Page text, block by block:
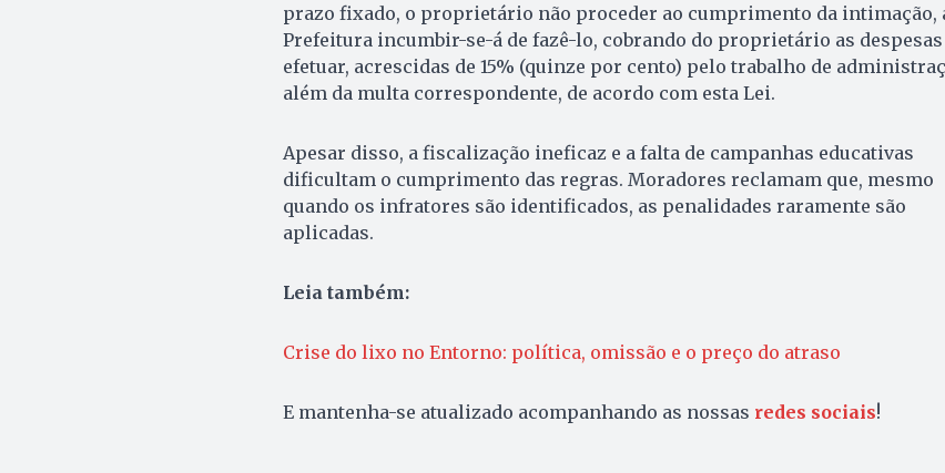
prazo fixado, o proprietário não proceder ao cumprimento da intimação,
Prefeitura incumbir-se-á de fazê-lo, cobrando do proprietário as despesas
efetuar, acrescidas de 15% (quinze por cento) pelo trabalho de
além da multa correspondente, de acordo com esta Lei.
Apesar disso, a fiscalização ineficaz e a falta de campanhas educativas
dificultam o cumprimento das regras. Moradores reclamam que, mesmo
quando os infratores são identificados, as penalidades raramente são
aplicadas.
Leia também:
Crise do lixo no Entorno: política, omissão e o preço do atraso
E mantenha-se atualizado acompanhando as nossas redes sociais!